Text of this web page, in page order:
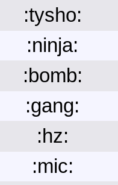
:tysho:
:ninja:
:bomb:
:gang:
:hz:
:mic: